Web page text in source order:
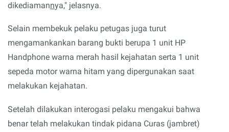
dikediamannya," jelasnya.
Selain membekuk pelaku petugas juga turut
mengamankankan barang bukti berupa 1 unit HP
Handphone warna merah hasil kejahatan serta 1 unit
sepeda motor warna hitam yang dipergunakan saat
melakukan kejahatan.
Setelah dilakukan interogasi pelaku mengakui bahwa
benar telah melakukan tindak pidana Curas (jambret)